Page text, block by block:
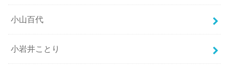
小山百代
小岩井ことり